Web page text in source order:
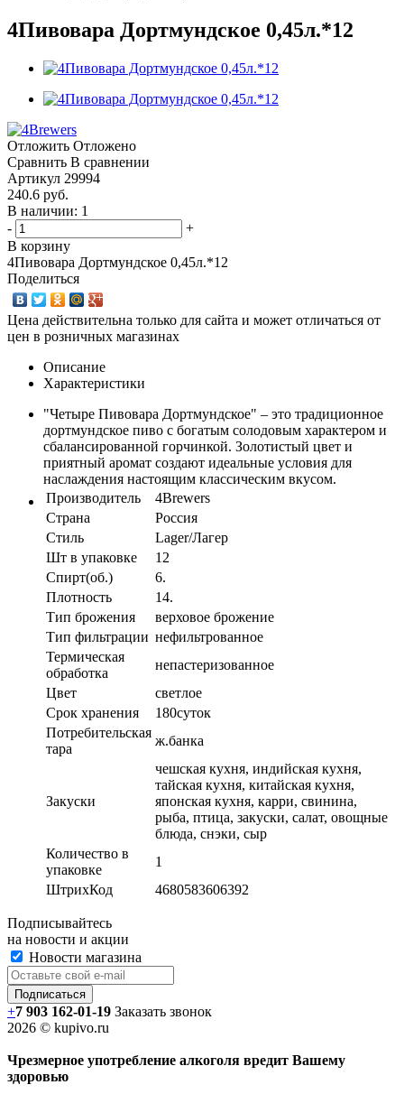
4Пивовара Дортмундское 0,45л.*12
Отложить Отложено
Сравнить В сравнении
Артикул 29994
240.6 руб.
В наличии: 1
-
+
В корзину
4Пивовара Дортмундское 0,45л.*12
Поделиться
Цена действительна только для сайта и может отличаться от
цен в розничных магазинах
Описание
Характеристики
"Четыре Пивовара Дортмундское" – это традиционное
дортмундское пиво с богатым солодовым характером и
сбалансированной горчинкой. Золотистый цвет и
приятный аромат создают идеальные условия для
наслаждения настоящим классическим вкусом.
Производитель
4Brewers
Страна
Россия
Стиль
Lager/Лагер
Шт в упаковке
12
Спирт(об.)
6.
Плотность
14.
Тип брожения
верховое брожение
Тип фильтрации нефильтрованное
Термическая
обработка
непастеризованное
Цвет
светлое
Срок хранения
180суток
Потребительская
тара
ж.банка
Закуски
чешская кухня, индийская кухня,
тайская кухня, китайская кухня,
японская кухня, карри, свинина,
рыба, птица, закуски, салат, овощные
блюда, снэки, сыр
Количество в
упаковке
1
ШтрихКод
4680583606392
Подписывайтесь
на новости и акции
Новости магазина
+7 903 162-01-19 Заказать звонок
2026 © kupivo.ru
Чрезмерное употребление алкоголя вредит Вашему
здоровью